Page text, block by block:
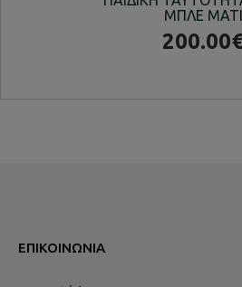
ΜΠΛΕ ΜΑΤΙ
ΕΠΙΚΟΙΝΩΝΊΑ